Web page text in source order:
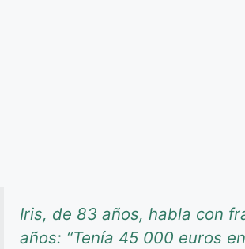
Iris, de 83 años, habla con
años: “Tenía 45 000 euros